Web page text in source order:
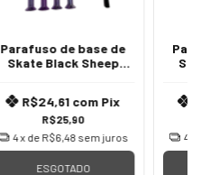
Parafuso de base de
Skate Black Sheep
R$25,90
R$24,61 com Pix
4x de R$6,48 sem juros
ESGOTADO
4